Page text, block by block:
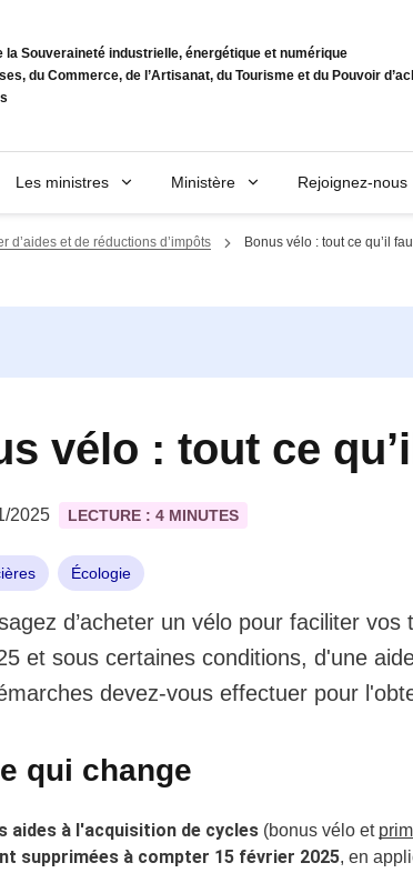
la Souveraineté industrielle, énergétique et numérique
du Commerce, de l’Artisanat, du Tourisme et du Pouvoir
Les ministres Ministère Rejoignez-nous
d’aides et de réductions d’impôts Bonus vélo : tout ce qu’il
vélo : tout ce
2025 LECTURE : 4 MINUTES
Écologie
d’acheter un vélo pour faciliter
et sous certaines conditions, d'une
devez-vous effectuer pour
qui change
aides à l'acquisition de cycles (bonus vélo et
supprimées à compter 15 février 2025, en